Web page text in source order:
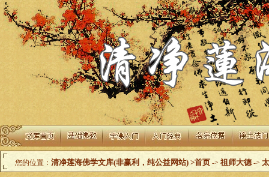
您的位置： 清净莲海佛学文库(非赢利，纯公益网站) >首页 -> 祖师大德->